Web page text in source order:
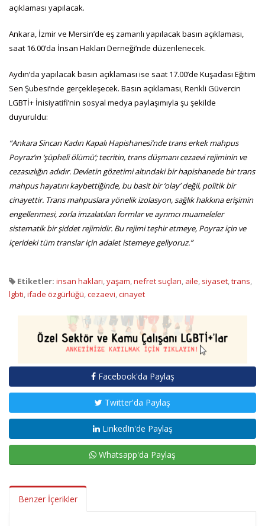
açıklaması yapılacak.
Ankara, İzmir ve Mersin’de eş zamanlı yapılacak basın açıklaması,
saat 16.00’da İnsan Hakları Derneği’nde düzenlenecek.
Aydın’da yapılacak basın açıklaması ise saat 17.00’de Kuşadası Eğitim
Sen Şubesi’nde gerçekleşecek. Basın açıklaması, Renkli Güvercin
LGBTİ+ İnisiyatifi’nin sosyal medya paylaşımıyla şu şekilde
duyuruldu:
“Ankara Sincan Kadın Kapalı Hapishanesi’nde trans erkek mahpus
Poyraz’ın ‘şüpheli ölümü’; tecritin, trans düşmanı cezaevi rejiminin ve
cezasızlığın adıdır. Devletin gözetimi altındaki bir hapishanede bir trans
mahpus hayatını kaybettiğinde, bu basit bir ‘olay’ değil, politik bir
cinayettir. Trans mahpuslara yönelik izolasyon, sağlık hakkına erişimin
engellenmesi, zorla imzalatılan formlar ve ayrımcı muameleler
sistematik bir şiddet rejimidir. Bu rejimi teşhir etmeye, Poyraz için ve
içerideki tüm translar için adalet istemeye geliyoruz.”
Etiketler: insan hakları,yaşam,nefret suçları, aile, siyaset,trans,
lgbti,ifade özgürlüğü,cezaevi,cinayet
Facebook'da Paylaş
Twitter'da Paylaş
LinkedIn'de Paylaş
Whatsapp'da Paylaş
Benzer İçerikler